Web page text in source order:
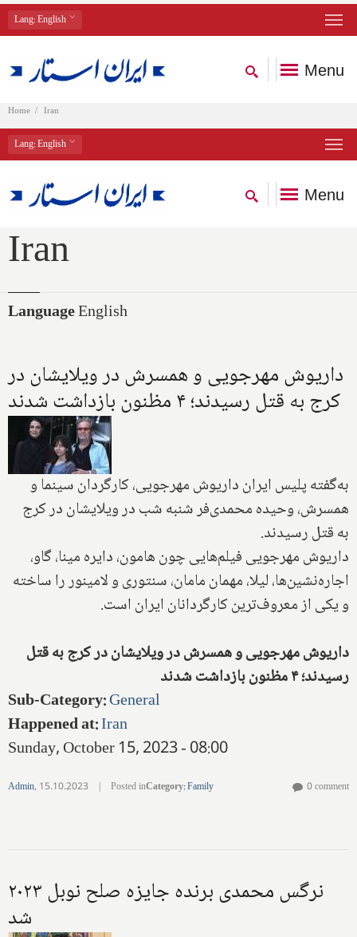
Lang: English
Menu
Home Iran
Lang: English
Menu
Iran
LanguageEnglish
داریوش مهرجویی و همسرش در ویلایشان در
کرج به قتل رسیدند؛ ۴ مظنون بازداشت شدند
به‌گفته پلیس ایران داریوش مهرجویی، کارگردان سینما و
همسرش، وحیده محمدی‌فر شنبه شب در ویلایشان در کرج
به قتل رسیدند.
داریوش مهرجویی فیلم‌هایی چون هامون، دایره مینا، گاو،
اجاره‌نشین‌ها، لیلا، مهمان مامان، سنتوری و لامینور را ساخته
و یکی از معروف‌ترین کارگردانان ایران است.
داریوش مهرجویی و همسرش در ویلایشان در کرج به قتل
رسیدند؛ ۴ مظنون بازداشت شدند
Sub-Category:General
Happened at:Iran
Sunday, October 15, 2023 - 08:00
Admin, 15.10.2023 | Posted inCategory:Family 0 comment
نرگس محمدی برنده جایزه صلح نوبل ۲۰۲۳
شد